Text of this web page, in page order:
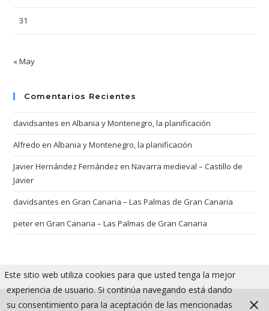
31
« May
Comentarios Recientes
davidsantes enAlbania y Montenegro, la planificación
Alfredo enAlbania y Montenegro, la planificación
Javier Hernández Fernández enNavarra medieval – Castillo de
Javier
davidsantes enGran Canaria – Las Palmas de Gran Canaria
peterenGran Canaria – Las Palmas de Gran Canaria
Este sitio web utiliza cookies para que usted tenga la mejor
experiencia de usuario. Si continúa navegando está dando
su consentimiento para la aceptación de las mencionadas